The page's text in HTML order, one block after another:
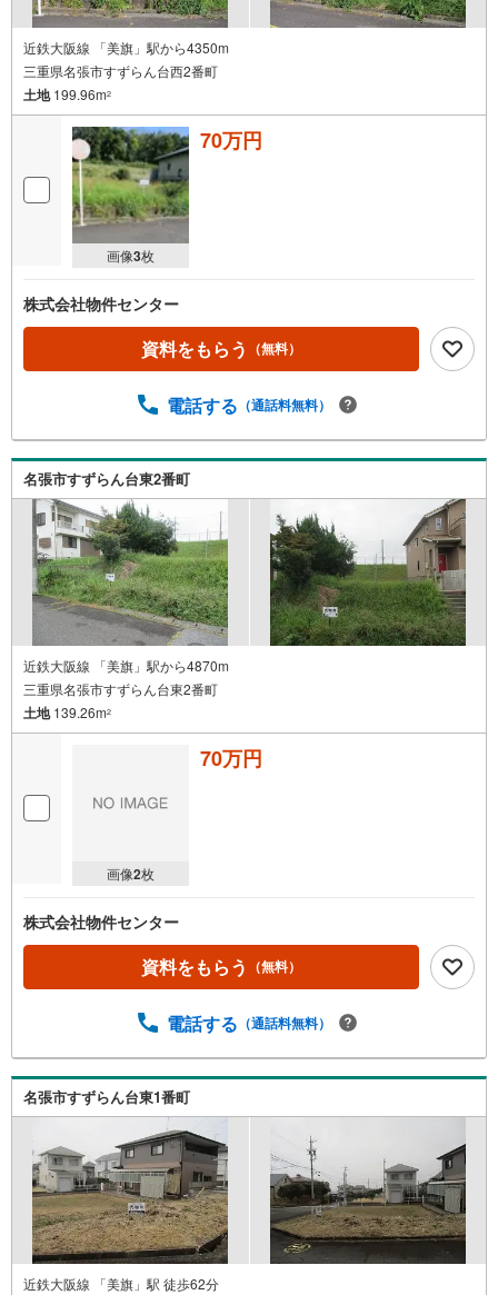
近鉄大阪線 「美旗」駅から4350m
三重県名張市すずらん台西2番町
土地199.96m2
画像3枚
70万円
株式会社物件センター
資料をもらう （無料）
電話する （通話料無料）
名張市すずらん台東2番町
近鉄大阪線 「美旗」駅から4870m
三重県名張市すずらん台東2番町
土地139.26m2
画像2枚
70万円
株式会社物件センター
資料をもらう （無料）
電話する （通話料無料）
名張市すずらん台東1番町
近鉄大阪線 「美旗」駅 徒歩62分